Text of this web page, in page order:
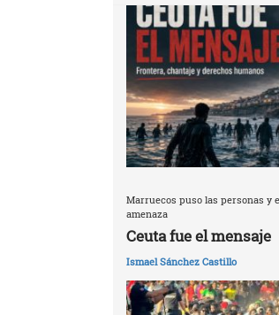
Marruecos puso las personas y
amenaza
Ceuta fue el mensaje
Ismael Sánchez Castillo